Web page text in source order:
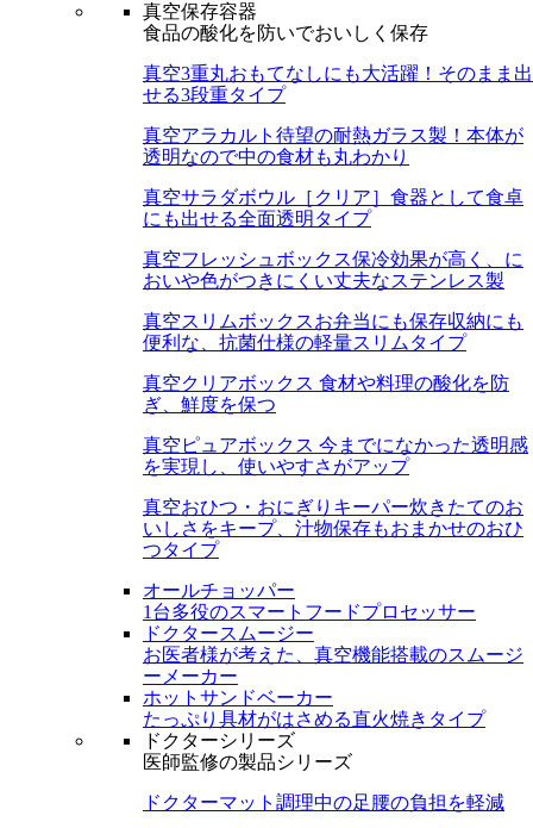
真空保存容器
食品の酸化を防いでおいしく保存
真空3重丸おもてなしにも大活躍！そのまま出
せる3段重タイプ
真空アラカルト 待望の耐熱ガラス製！本体が
透明なので中の食材も丸わかり
真空サラダボウル［クリア］ 食器として食卓
にも出せる全面透明タイプ
真空フレッシュボックス保冷効果が高く、に
おいや色がつきにくい丈夫なステンレス製
真空スリムボックスお弁当にも保存収納にも
便利な、抗菌仕様の軽量スリムタイプ
真空クリアボックス 食材や料理の酸化を防
ぎ、鮮度を保つ
真空ピュアボックス 今までになかった透明感
を実現し、使いやすさがアップ
真空おひつ・おにぎりキーパー炊きたてのお
いしさをキープ、汁物保存もおまかせのおひ
つタイプ
オールチョッパー
1台多役のスマートフードプロセッサー
ドクタースムージー
お医者様が考えた、真空機能搭載のスムージ
ーメーカー
ホットサンドベーカー
たっぷり具材がはさめる直火焼きタイプ
ドクターシリーズ
医師監修の製品シリーズ
ドクターマット 調理中の足腰の負担を軽減